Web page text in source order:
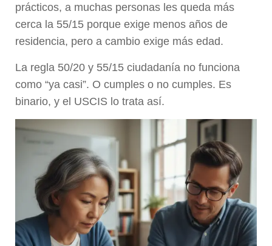
prácticos, a muchas personas les queda más
cerca la 55/15 porque exige menos años de
residencia, pero a cambio exige más edad.
La regla 50/20 y 55/15 ciudadanía no funciona
como “ya casi”. O cumples o no cumples. Es
binario, y el USCIS lo trata así.